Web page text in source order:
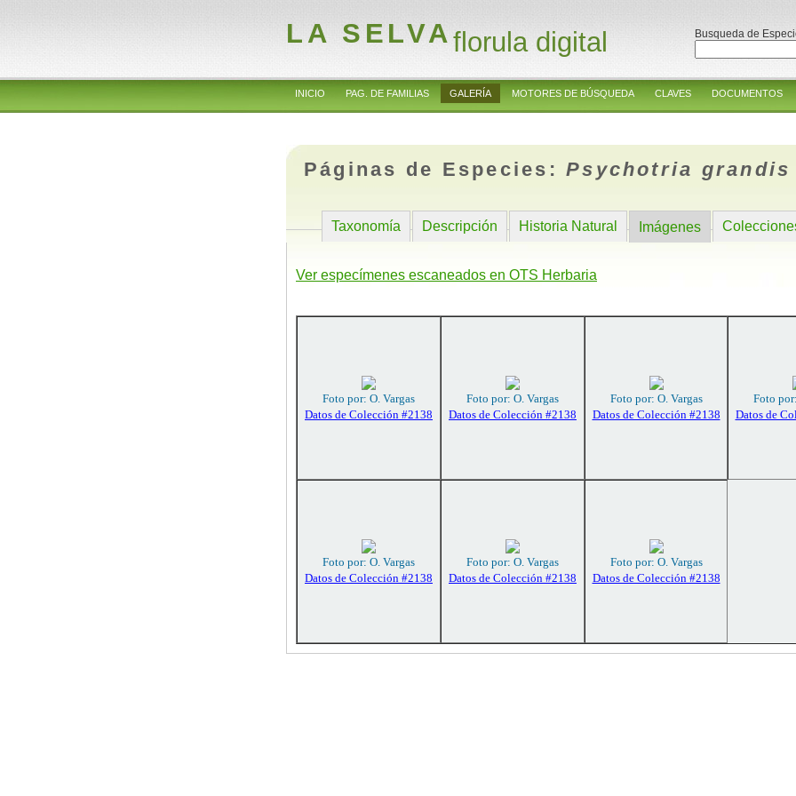
LA SELVAflorula digital Busqueda de
INICIO PAG. DE FAMILIAS GALERÍA MOTORES DE BÚSQUEDA CLAVES DOCUMENTOS
Páginas de Especies:Psychotria grandis
Taxonomía Descripción Historia Natural Imágenes
Ver especímenes escaneados en OTS Herbaria
Foto por: O. Vargas
Datos de Colección #2138
Foto por: O. Vargas
Datos de Colección #2138
Foto por: O. Vargas
Datos de Colección #2138
Foto
Datos de
Foto por: O. Vargas
Datos de Colección #2138
Foto por: O. Vargas
Datos de Colección #2138
Foto por: O. Vargas
Datos de Colección #2138